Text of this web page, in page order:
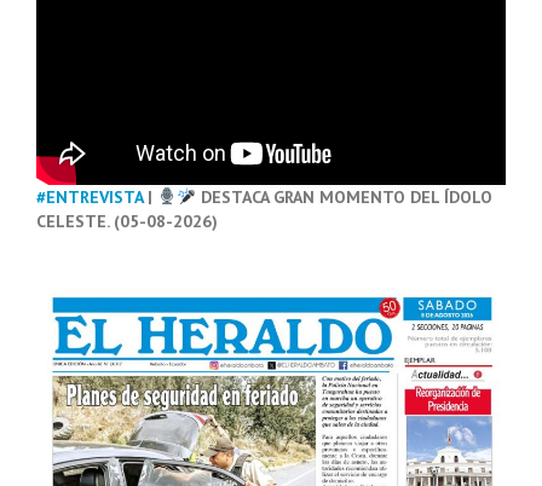
#ENTREVISTA|
DESTACA GRAN MOMENTO DEL ÍDOLO
CELESTE. (05-08-2026)